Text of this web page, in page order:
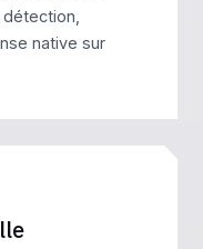
native sur